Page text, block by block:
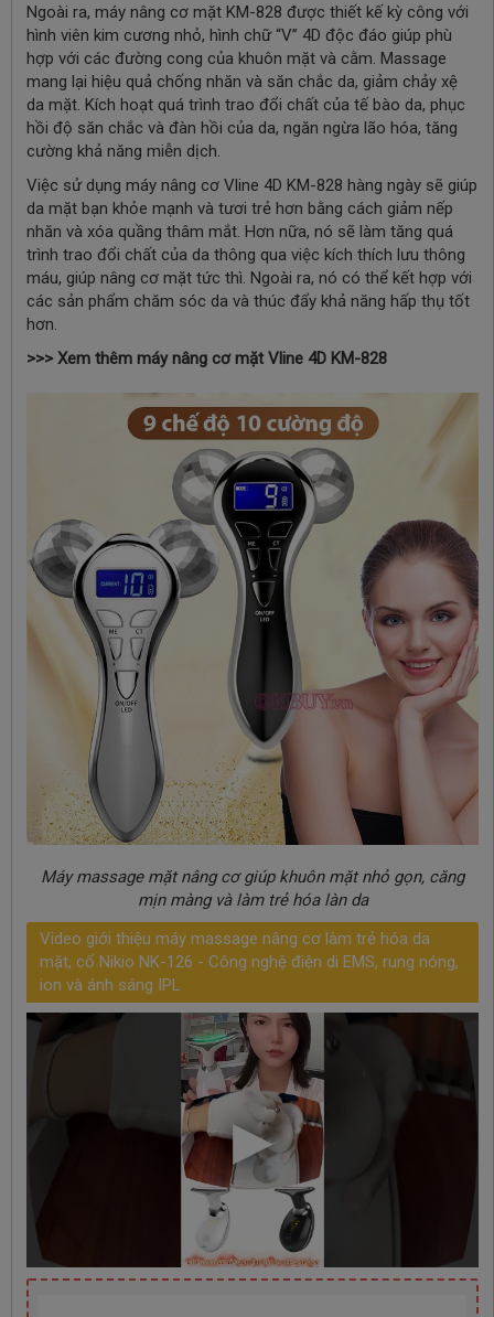
Ngoài ra, máy nâng cơ mặt KM-828 được thiết kế kỳ công với
hình viên kim cương nhỏ, hình chữ “V” 4D độc đáo giúp phù
hợp với các đường cong của khuôn mặt và cằm. Massage
mang lại hiệu quả chống nhăn và săn chắc da, giảm chảy xệ
da mặt. Kích hoạt quá trình trao đổi chất của tế bào da, phục
hồi độ săn chắc và đàn hồi của da, ngăn ngừa lão hóa, tăng
cường khả năng miễn dịch.
Việc sử dụng máy nâng cơ Vline 4D KM-828 hàng ngày sẽ giúp
da mặt bạn khỏe mạnh và tươi trẻ hơn bằng cách giảm nếp
nhăn và xóa quầng thâm mắt. Hơn nữa, nó sẽ làm tăng quá
trình trao đổi chất của da thông qua việc kích thích lưu thông
máu, giúp nâng cơ mặt tức thì. Ngoài ra, nó có thể kết hợp với
các sản phẩm chăm sóc da và thúc đẩy khả năng hấp thụ tốt
hơn.
>>> Xem thêm máy nâng cơ mặt Vline 4D KM-828
Máy massage mặt nâng cơ giúp khuôn mặt nhỏ gọn, căng
mịn màng và làm trẻ hóa làn da
Video giới thiệu máy massage nâng cơ làm trẻ hóa da
mặt, cổ Nikio NK-126 - Công nghệ điện di EMS, rung nóng,
ion và ánh sáng IPL